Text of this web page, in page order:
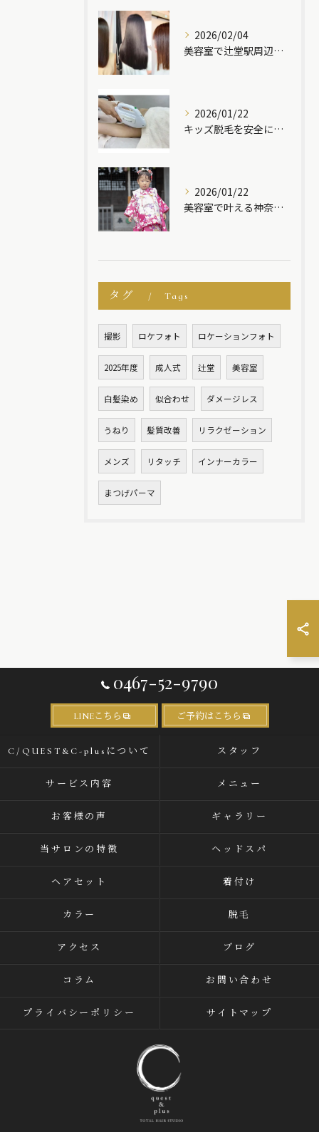
2026/02/04
美容室で辻堂駅周辺の髪質改善＆酸性ストレートなどトステアで理想のサラ艶ヘアを叶える方法
2026/01/22
キッズ脱毛を安全に受けるための最新ポイントと辻堂駅周辺で選ぶ際の注意点
2026/01/22
美容室で叶える神奈川県茅ヶ崎市のロケーションフォト前撮り成人式七五三徹底ガイド
タグ Tags
撮影 ロケフォト ロケーションフォト
2025年度 成人式 辻堂 美容室
白髪染め 似合わせ ダメージレス
うねり 髪質改善 リラクゼーション
メンズ リタッチ インナーカラー
まつげパーマ
0467-52-9790
LINEこちら ご予約はこちら
C/QUEST&C-plusについて スタッフ
サービス内容 メニュー
お客様の声 ギャラリー
当サロンの特徴 ヘッドスパ
ヘアセット 着付け
カラー 脱毛
アクセス ブログ
コラム お問い合わせ
プライバシーポリシー サイトマップ